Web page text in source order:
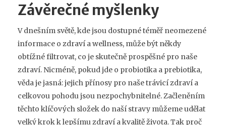
Závěrečné myšlenky
V dnešním světě, kde jsou dostupné téměř neomezené
informace o zdraví a wellness, může být někdy
obtížné filtrovat, co je skutečně prospěšné pro naše
zdraví. Nicméně, pokud jde o probiotika a prebiotika,
věda je jasná: jejich přínosy pro naše trávicí zdraví a
celkovou pohodu jsou nezpochybnitelné. Začleněním
těchto klíčových složek do naší stravy můžeme udělat
velký krok k lepšímu zdraví a kvalitě života. Tak proč